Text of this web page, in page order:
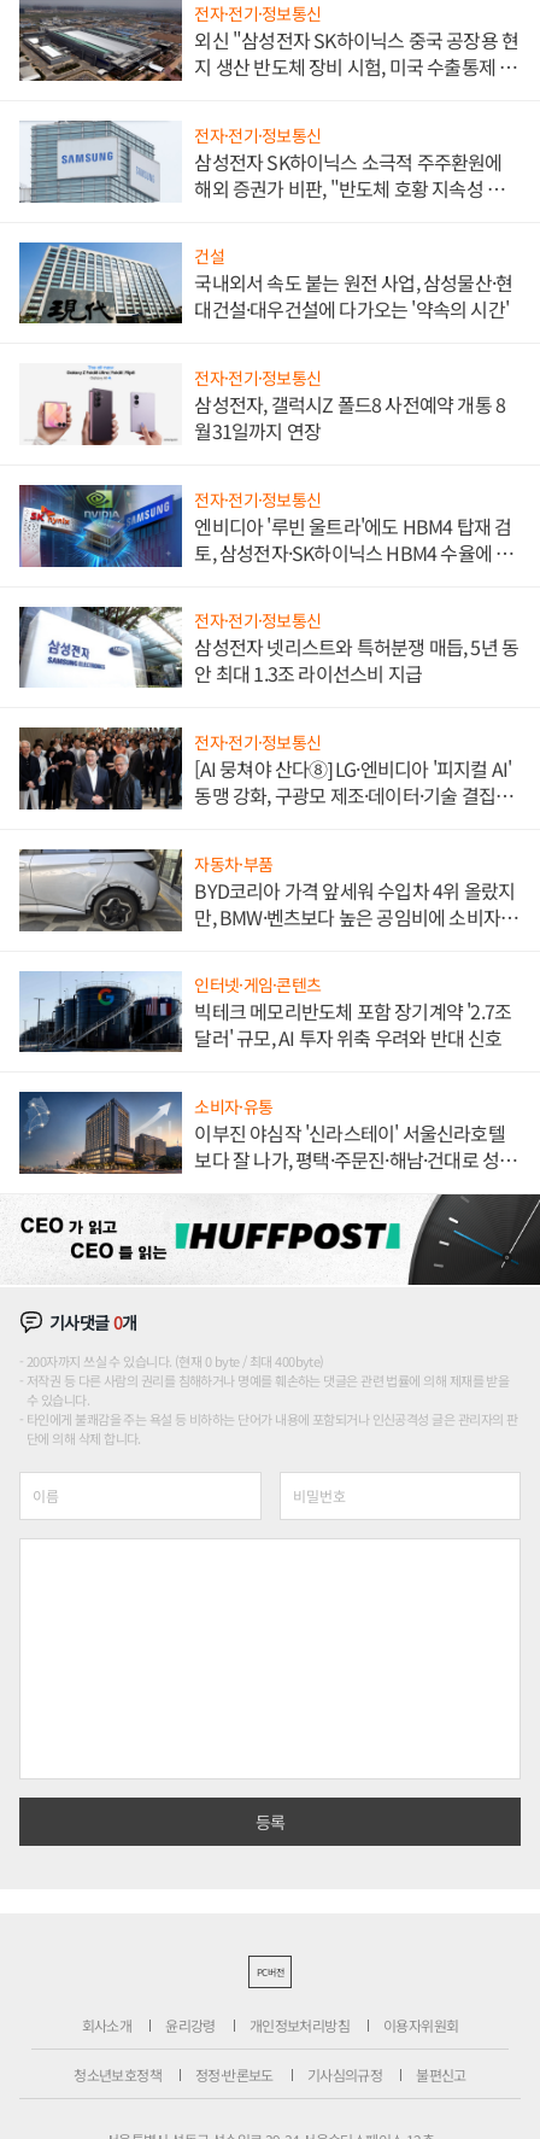
전자·전기·정보통신
외신 "삼성전자 SK하이닉스 중국 공장용 현
지 생산 반도체 장비 시험, 미국 수출통제 대
전자·전기·정보통신
삼성전자 SK하이닉스 소극적 주주환원에
해외 증권가 비판, "반도체 호황 지속성 의
건설
국내외서 속도 붙는 원전 사업, 삼성물산·현
대건설·대우건설에 다가오는 '약속의 시간'
전자·전기·정보통신
삼성전자, 갤럭시Z 폴드8 사전예약 개통 8
월31일까지 연장
전자·전기·정보통신
엔비디아 '루빈 울트라'에도 HBM4 탑재 검
토, 삼성전자·SK하이닉스 HBM4 수율에 주
전자·전기·정보통신
삼성전자 넷리스트와 특허분쟁 매듭, 5년 동
안 최대 1.3조 라이선스비 지급
전자·전기·정보통신
[AI 뭉쳐야 산다⑧] LG·엔비디아 '피지컬 AI'
동맹 강화, 구광모 제조·데이터·기술 결집
자동차·부품
BYD코리아 가격 앞세워 수입차 4위 올랐지
만, BMW·벤츠보다 높은 공임비에 소비자
인터넷·게임·콘텐츠
빅테크 메모리반도체 포함 장기계약 '2.7조
달러' 규모, AI 투자 위축 우려와 반대 신호
소비자·유통
이부진 야심작 '신라스테이' 서울신라호텔
보다 잘 나가, 평택·주문진·해남·건대로 성
기사댓글0개
200자까지 쓰실 수 있습니다. (현재 0 byte / 최대 400byte)
저작권 등 다른 사람의 권리를 침해하거나 명예를 훼손하는 댓글은 관련 법률에 의해 제재를 받을
수 있습니다.
타인에게 불쾌감을 주는 욕설 등 비하하는 단어가 내용에 포함되거나 인신공격성 글은 관리자의 판
단에 의해 삭제 합니다.
PC버전
회사소개 윤리강령 개인정보처리방침 이용자위원회
청소년보호정책 정정·반론보도 기사심의규정 불편신고